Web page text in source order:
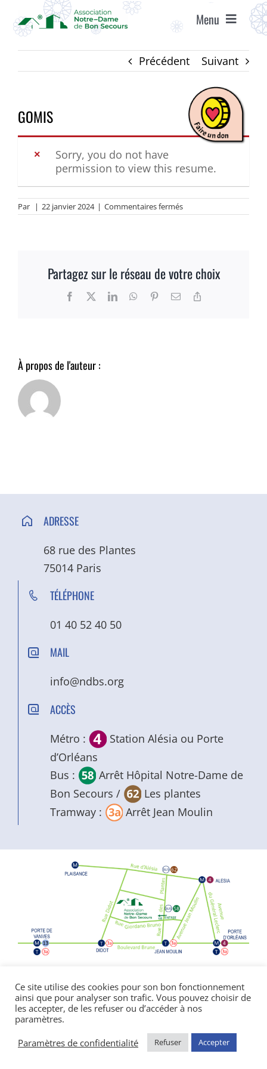
contenu
Menu
ACCUEIL
ÉTABLISSEMENTS
VIE ASSOCIATIVE
AGENDA
ACCÈS ET CONTACT
Précédent Suivant
GOMIS
Sorry, you do not have
permission to view this resume.
Par | 22 janvier 2024 | Commentaires ferméssur
GOMIS
Partagez sur le réseau de votre choix
Facebook LinkedInWhatsApp
PinterestEmail
À propos de l'auteur :
ADRESSE
68 rue des Plantes
75014 Paris
TÉLÉPHONE
01 40 52 40 50
MAIL
info@ndbs.org
ACCÈS
Métro :
Station Alésia ou Porte
d’Orléans
Bus :
Arrêt Hôpital Notre-Dame de
Bon Secours /
Les plantes
Tramway :
Arrêt Jean Moulin
Politique de confidentialité|Mentions
légales
© Copyright Notre Dame de Bon Secours
2026 | réalisé par l’
CDKIT
Ce site utilise des cookies pour son bon fonctionnement
ainsi que pour analyser son trafic. Vous pouvez choisir de
les accepter, de les refuser ou d’accéder à nos
paramètres.
Paramètres de confidentialité
Refuser Accepter